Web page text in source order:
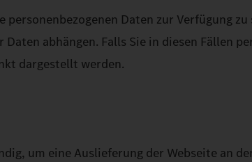
Daten zur Verfügung
abhängen. Falls Sie in diesen Fällen
dargestellt werden.
um eine Auslieferung der Webseite an